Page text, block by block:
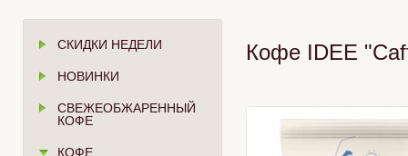
СКИДКИ НЕДЕЛИ
НОВИНКИ
СВЕЖЕОБЖАРЕННЫЙ
КОФЕ
КОФЕ
Кофе IDEE